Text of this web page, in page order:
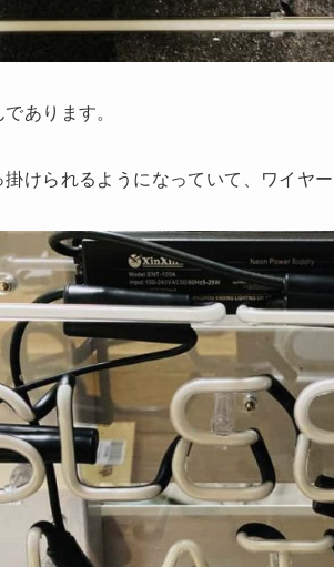
あります。
掛けられるようになっていて、ワイヤ